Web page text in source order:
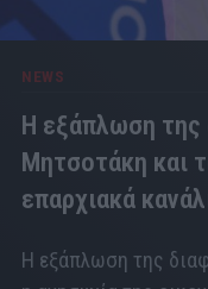
NEWS
Η εξάπλωση της
Μητσοτάκη και
επαρχιακά
Η εξάπλωση της